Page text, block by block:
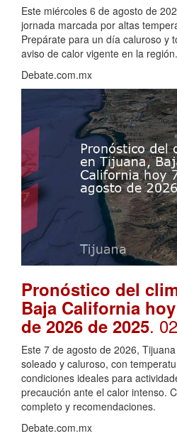
Este miércoles 6 de agosto de
jornada marcada por altas
Prepárate para un día caluroso y
aviso de calor vigente en la región.
Debate.com.mx
Pronóstico del
Baja California
de 2026 de 2025.
Este 7 de agosto de 2026,
soleado y caluroso, con
condiciones ideales para
precaución ante el calor intenso.
completo y recomendaciones.
Debate.com.mx